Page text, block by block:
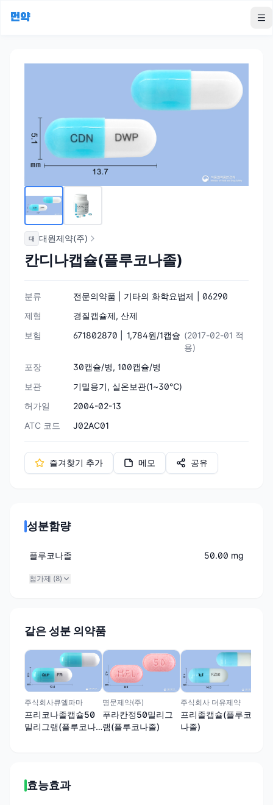
먼약
대 대원제약(주)
칸디나캡슐(플루코나졸)
분류
전문의약품 | 기타의 화학요법제 | 06290
제형
경질캡슐제, 산제
보험
671802870 | 1,784원/1캡슐 (2017-02-01 적
용)
포장
30캡슐/병, 100캡슐/병
보관
기밀용기, 실온보관(1~30℃)
허가일
2004-02-13
ATC 코드
J02AC01
즐겨찾기 추가 메모 공유
성분함량
플루코나졸 50.00 mg
첨가제 (8)
같은 성분 의약품
주식회사큐엘파마
프리코나졸캡슐50
밀리그램(플루코나
명문제약(주)
푸라칸정50밀리그
램(플루코나졸)
주식회사 더유제약
프리졸캡슐(플루코
나졸)
효능효과